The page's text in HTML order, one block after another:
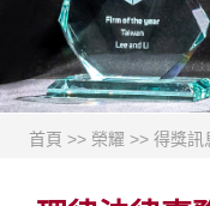
首頁 >> 榮耀 >> 得獎訊